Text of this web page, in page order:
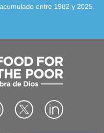
entre 1982 y 2025.